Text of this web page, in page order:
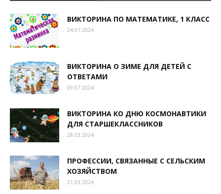
ВИКТОРИНА ПО МАТЕМАТИКЕ, 1 КЛАСС
24.07.2024
ВИКТОРИНА О ЗИМЕ ДЛЯ ДЕТЕЙ С
ОТВЕТАМИ
09.07.2024
ВИКТОРИНА КО ДНЮ КОСМОНАВТИКИ
ДЛЯ СТАРШЕКЛАССНИКОВ
28.03.2024
ПРОФЕССИИ, СВЯЗАННЫЕ С СЕЛЬСКИМ
ХОЗЯЙСТВОМ
21.03.2024